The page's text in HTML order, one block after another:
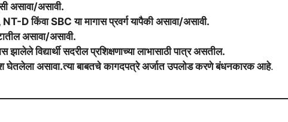
असावा/असावी.
D किंवा SBC या मागास प्रवर्ग यापैकी असावा/असावी.
असावा/असावी.
विद्यार्थी सदरील प्रशिक्षणाच्या लाभासाठी पात्र असतील.
घेतलेला असावा.त्या बाबतचे कागदपत्रे अर्जात उपलोड करणे बंधनकारक आहे.